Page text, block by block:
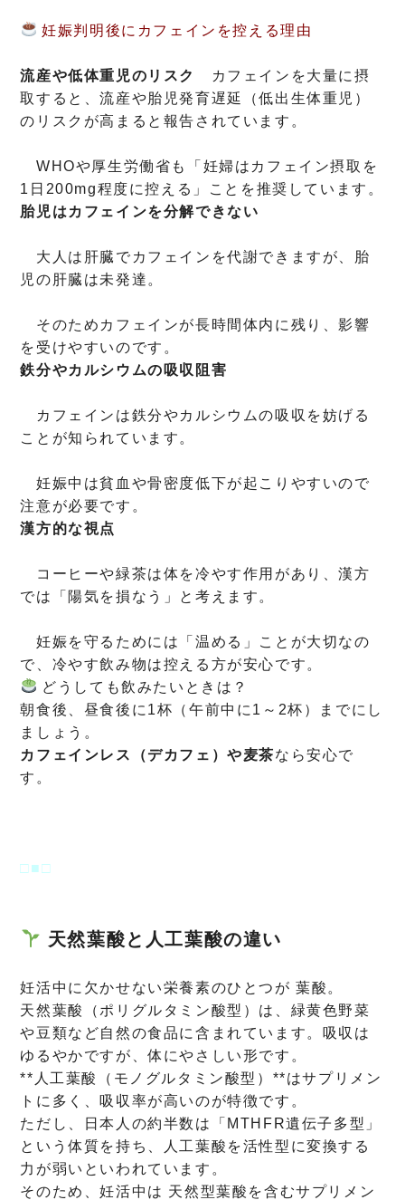
妊娠判明後にカフェインを控える理由
流産や低体重児のリスク
カフェインを大量に摂
取すると、流産や胎児発育遅延（低出生体重児）
のリスクが高まると報告されています。
WHOや厚生労働省も「妊婦はカフェイン摂取を
1日200mg程度に控える」ことを推奨しています。
胎児はカフェインを分解できない
大人は肝臓でカフェインを代謝できますが、胎
児の肝臓は未発達。
そのためカフェインが長時間体内に残り、影響
を受けやすいのです。
鉄分やカルシウムの吸収阻害
カフェインは鉄分やカルシウムの吸収を妨げる
ことが知られています。
妊娠中は貧血や骨密度低下が起こりやすいので
注意が必要です。
漢方的な視点
コーヒーや緑茶は体を冷やす作用があり、漢方
では「陽気を損なう」と考えます。
妊娠を守るためには「温める」ことが大切なの
で、冷やす飲み物は控える方が安心です。
どうしても飲みたいときは？
朝食後、昼食後に1杯（午前中に1～2杯）までにし
ましょう。
カフェインレス（デカフェ）や麦茶なら安心で
す。
□■□
天然葉酸と人工葉酸の違い
妊活中に欠かせない栄養素のひとつが 葉酸。
天然葉酸（ポリグルタミン酸型）は、緑黄色野菜
や豆類など自然の食品に含まれています。吸収は
ゆるやかですが、体にやさしい形です。
**人工葉酸（モノグルタミン酸型）**はサプリメン
トに多く、吸収率が高いのが特徴です。
ただし、日本人の約半数は「MTHFR遺伝子多型」
という体質を持ち、人工葉酸を活性型に変換する
力が弱いといわれています。
そのため、妊活中は 天然型葉酸を含むサプリメン